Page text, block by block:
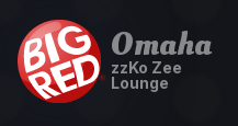
Omaha
zzKo Zee
Lounge